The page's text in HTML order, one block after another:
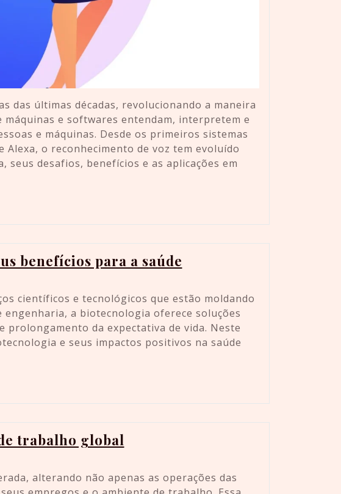
das últimas décadas, revolucionando a maneira
e softwares entendam, interpretem e
e máquinas. Desde os primeiros sistemas
o reconhecimento de voz tem evoluído
desafios, benefícios e as aplicações em
benefícios para a saúde
científicos e tecnológicos que estão moldando
engenharia, a biotecnologia oferece soluções
prolongamento da expectativa de vida. Neste
e seus impactos positivos na saúde
trabalho global
alterando não apenas as operações das